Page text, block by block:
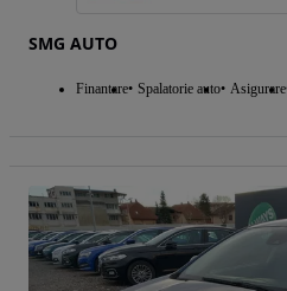
SMG AUTO
Finantare Spalatorie auto Asigurare